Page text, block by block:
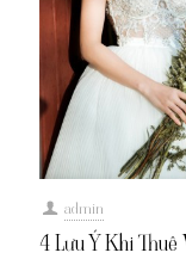
admin
4 Lưu Ý Khi